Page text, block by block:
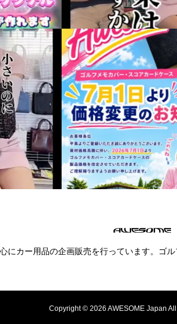
にカー用品の企画販売を行っています。ゴ
Copyright © 2026 AWESOME Japan